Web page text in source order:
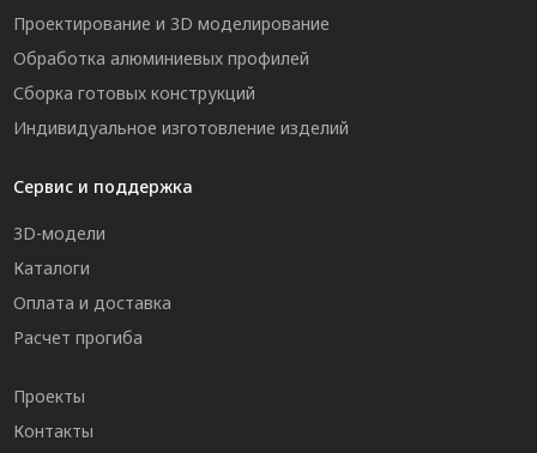
Проектирование и 3D моделирование
Обработка алюминиевых профилей
Сборка готовых конструкций
Индивидуальное изготовление изделий
Сервис и поддержка
3D-модели
Каталоги
Оплата и доставка
Расчет прогиба
Проекты
Контакты